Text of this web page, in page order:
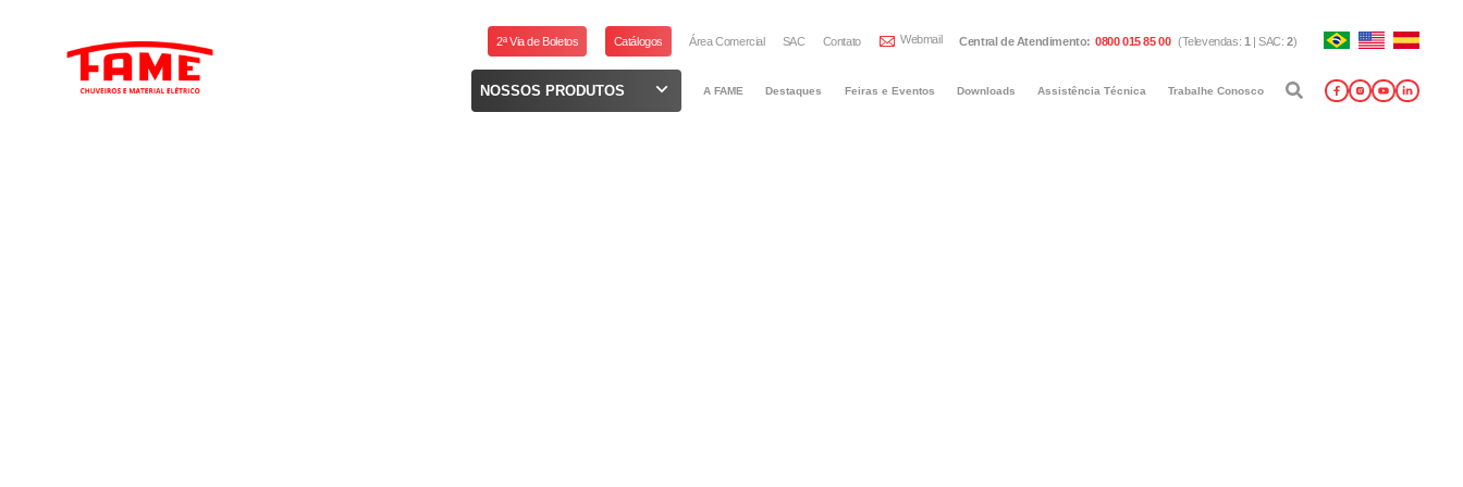
2ª Via de Boletos Catálogos Área Comercial SAC Contato Webmail Central de Atendimento: 0800 015 85 00 (Televendas: 1 |SAC: 2)
NOSSOS PRODUTOS A FAME Destaques Feiras e Eventos Downloads Assistência Técnica Trabalhe Conosco